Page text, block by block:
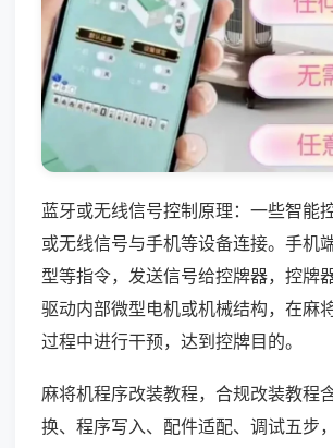
蓝牙或无线信号控制原理：一些智能
或无线信号与手机等设备连接。手机
型等指令，发送信号给控牌器，控牌
驱动内部微型电机或机械结构，在麻
过程中进行干预，达到控牌目的。
麻将机程序改装教程，合规改装教程
换、程序写入、配件适配、调试五步